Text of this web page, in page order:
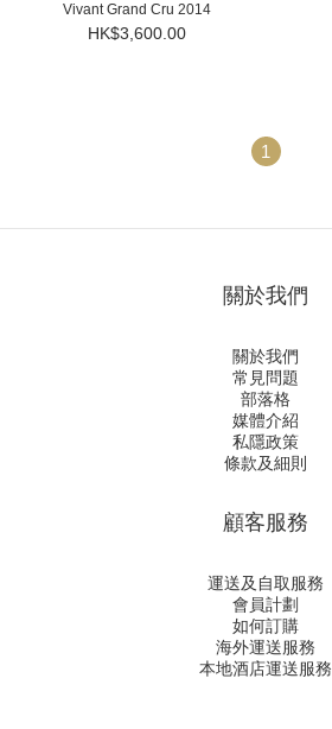
Vivant Grand Cru 2014
HK$3,600.00
1
關於我們
關於我們
常見問題
部落格
媒體介紹
私隱政策
條款及細則
顧客服務
運送及自取服務
會員計劃
如何訂購
海外運送服務
本地酒店運送服務